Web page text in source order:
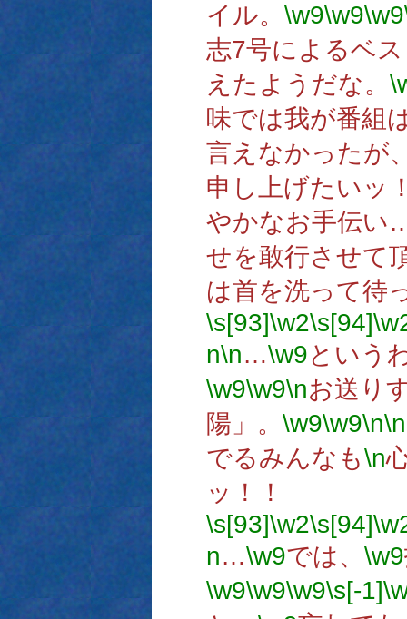
イル。 \w9\w9\w9
志7号によるベ
えたようだな。
味では我が番組
言えなかったが
申し上げたいッ
やかなお手伝い
せを敢行させて
は首を洗って待
\s[93]\w2\s[94]
n\n…\w9という
\w9\w9\nお送り
陽」。 \w9\w9\n\n
でるみんなも\n
ッ！！
\s[93]\w2\s[94]
n…\w9では、 \w9
\w9\w9\w9\s[-1]